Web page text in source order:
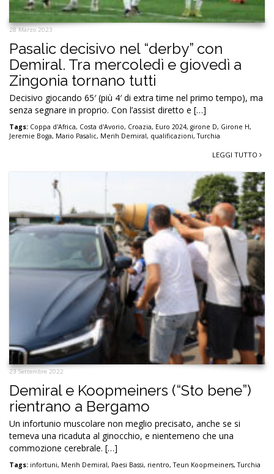
28 Marzo 2023
Pasalic decisivo nel “derby” con
Demiral. Tra mercoledì e giovedì a
Zingonia tornano tutti
Decisivo giocando 65′ (più 4′ di extra time nel primo tempo), ma
senza segnare in proprio. Con l’assist diretto e […]
Tags: Coppa d'Africa, Costa d'Avorio, Croazia, Euro 2024, girone D, Girone H,
Jeremie Boga, Mario Pasalic, Merih Demiral, qualificazioni,Turchia
LEGGI TUTTO
23 Settembre 2022
Demiral e Koopmeiners (“Sto bene”)
rientrano a Bergamo
Un infortunio muscolare non meglio precisato, anche se si
temeva una ricaduta al ginocchio, e nientemeno che una
commozione cerebrale. […]
Tags: infortuni, Merih Demiral, Paesi Bassi, rientro,Teun Koopmeiners,Turchia